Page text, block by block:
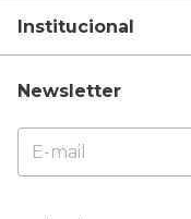
Institucional
Newsletter